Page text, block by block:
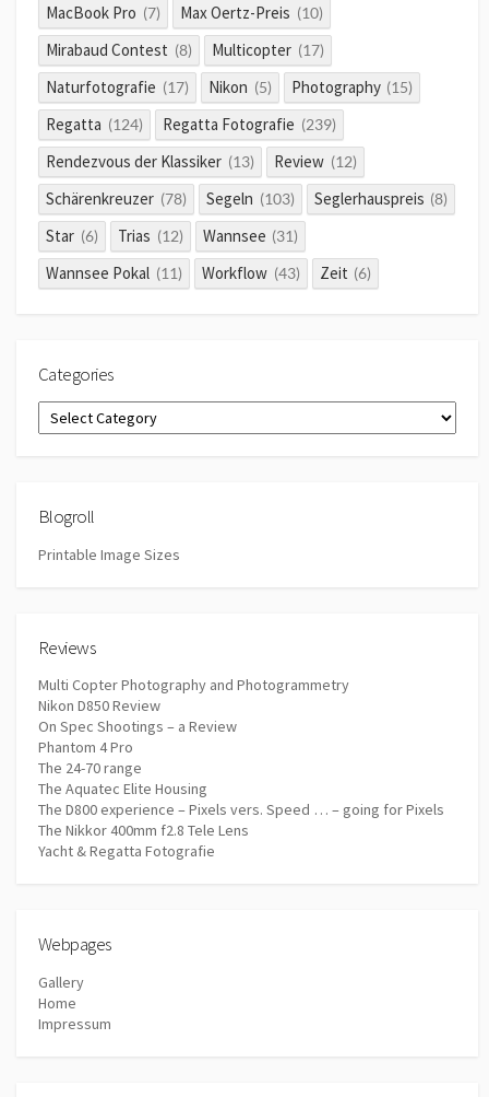
MacBook Pro (7) Max Oertz-Preis (10)
Mirabaud Contest (8) Multicopter (17)
Naturfotografie (17) Nikon (5) Photography (15)
Regatta (124) Regatta Fotografie (239)
Rendezvous der Klassiker (13) Review (12)
Schärenkreuzer (78) Segeln (103) Seglerhauspreis (8)
Star (6) Trias (12) Wannsee (31)
Wannsee Pokal (11) Workflow (43) Zeit (6)
Categories
Categories
Blogroll
Printable Image Sizes
Reviews
Multi Copter Photography and Photogrammetry
Nikon D850 Review
On Spec Shootings – a Review
Phantom 4 Pro
The 24-70 range
The Aquatec Elite Housing
The D800 experience – Pixels vers. Speed … – going for Pixels
The Nikkor 400mm f2.8 Tele Lens
Yacht & Regatta Fotografie
Webpages
Gallery
Home
Impressum